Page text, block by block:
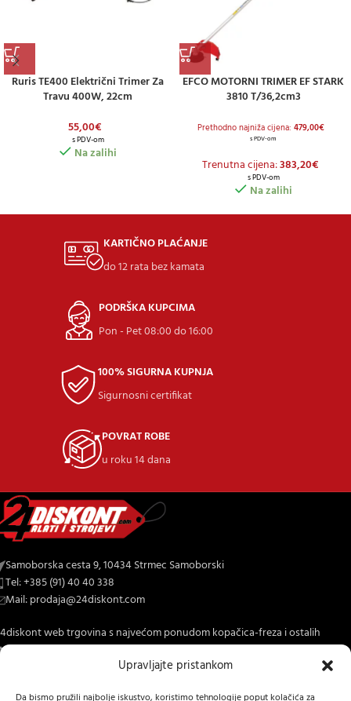
Upravljajte pristankom
Da bismo pružili najbolje iskustvo, koristimo tehnologije poput kolačića za
Ruris TE400 Električni Trimer Za
Travu 400W, 22cm
55,00€
s PDV-om
Na zalihi
EFCO MOTORNI TRIMER EF STARK
3810 T/36,2cm3
Prethodno najniža cijena: 479,00€
s PDV-om
Trenutna cijena:383,20€
s PDV-om
Na zalihi
KARTIČNO PLAĆANJE
do 12 rata bez kamata
PODRŠKA KUPCIMA
Pon - Pet 08:00 do 16:00
100% SIGURNA KUPNJA
Sigurnosni certifikat
POVRAT ROBE
u roku 14 dana
Samoborska cesta 9, 10434 Strmec Samoborski
Tel: +385 (91) 40 40 338
Mail: prodaja@24diskont.com
web trgovina s najvećom ponudom kopačica-freza i ostalih
za dom i vrt.